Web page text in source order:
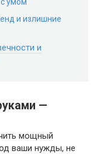
и излишние
и
—
мощный
ваши нужды, не